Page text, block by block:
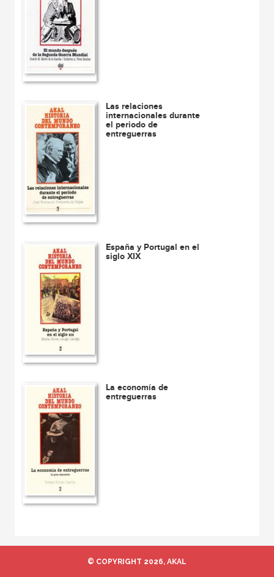
Las relaciones
internacionales durante
el periodo de
entreguerras
España y Portugal en el
siglo XIX
La economía de
entreguerras
© COPYRIGHT 2026, AKAL